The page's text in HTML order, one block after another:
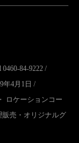
84-9222 /
年4月1日 /
ロケーションコー
売・オリジナルグ